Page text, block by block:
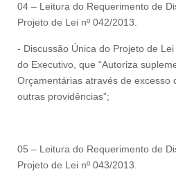
04 – Leitura do Requerimento de
Projeto de Lei nº 042/2013.
- Discussão Única do Projeto de
do Executivo, que “Autoriza
Orçamentárias através de excesso
outras providências”;
05 – Leitura do Requerimento de
Projeto de Lei nº 043/2013.